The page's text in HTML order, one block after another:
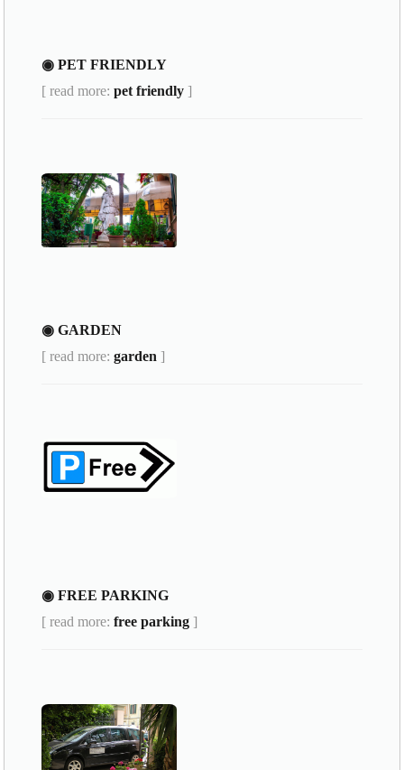
◉ PET FRIENDLY
[ read more:pet friendly ]
◉ GARDEN
[ read more:garden ]
◉ FREE PARKING
[ read more:free parking ]